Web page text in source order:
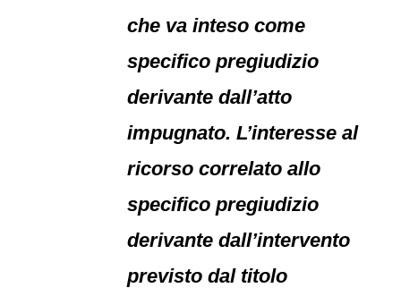
che va inteso come
specifico pregiudizio
derivante dall’atto
impugnato. L’interesse al
ricorso correlato allo
specifico pregiudizio
derivante dall’intervento
previsto dal titolo